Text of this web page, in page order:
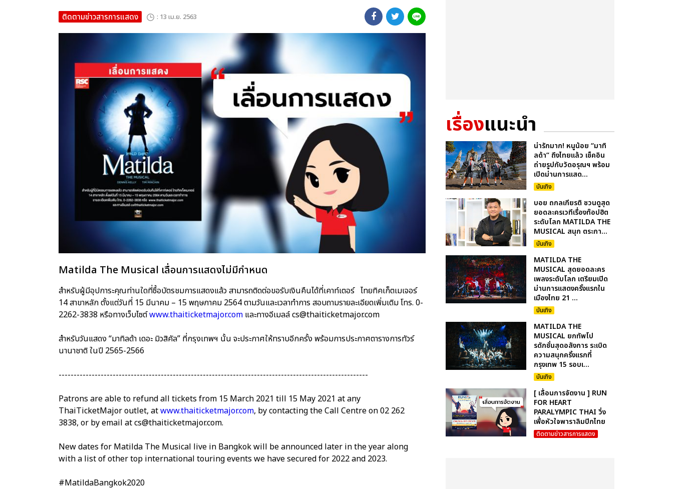
ติดตามข่าวสารการแสดง : 13 เม.ย. 2563
Matilda The Musical เลื่อนการแสดงไม่มีกำหนด
สำหรับผู้มีอุปการะคุณท่านใดที่ซื้อบัตรชมการแสดงแล้ว สามารถติดต่อขอรับเงินคืนได้ที่เคาท์เตอร์ ไทยทิคเก็ตเมเจอร์
14 สาขาหลัก ตั้งแต่วันที่ 15 มีนาคม – 15 พฤษภาคม 2564 ตามวันและเวลาทำการ สอบถามรายละเอียดเพิ่มเติม โทร. 0-
2262-3838 หรือทางเว็บไซต์www.thaiticketmajor.com และทางอีเมลล์ cs@thaiticketmajor.com
สำหรับวันแสดง “มาทิลด้า เดอะ มิวสิคัล” ที่กรุงเทพฯ นั้น จะประกาศให้ทราบอีกครั้ง พร้อมการประกาศตารางการทัวร์
นานาชาติ ในปี 2565-2566
-------------------------------------------------------------------------------------------------------
Patrons are able to refund all tickets from 15 March 2021 till 15 May 2021 at any
ThaiTicketMajor outlet, atwww.thaiticketmajor.com, by contacting the Call Centre on 02 262
3838, or by email at cs@thaiticketmajor.com.
New dates for Matilda The Musical live in Bangkok will be announced later in the year along
with a list of other top international touring events we have secured for 2022 and 2023.
#MatildaBangkok2020
เรื่องแนะนำ
น่ารักมาก! หนูน้อย “มาทิ
ลด้า” ถึงไทยแล้ว เช็คอิน
ถ่ายรูปกับวัดอรุณฯ พร้อม
เปิดม่านการแสด...
บันเทิง
บอย ถกลเกียรติ ชวนดูสุด
ยอดละครเวทีเรื่องท๊อปฮิต
ระดับโลก MATILDA THE
MUSICAL สนุก ตระกา...
บันเทิง
MATILDA THE
MUSICAL สุดยอดละคร
เพลงระดับโลก เตรียมเปิด
ม่านการแสดงครั้งแรกใน
เมืองไทย 21 ...
บันเทิง
MATILDA THE
MUSICAL ยกทัพโป
รดักชั่นสุดอลังการ ระเบิด
ความสนุกครั้งแรกที่
กรุงเทพ 15 รอบเ...
บันเทิง
[ เลื่อนการจัดงาน ] RUN
FOR HEART
PARALYMPIC THAI วิ่ง
เพื่อหัวใจพาราลิมปิกไทย
ติดตามข่าวสารการแสดง